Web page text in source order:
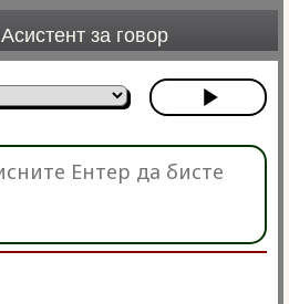
Асистент за говор